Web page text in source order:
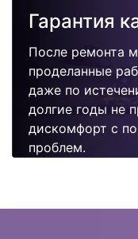
Гарантия
После ремонта
проделанные
даже по
долгие годы не
дискомфорт с
проблем.